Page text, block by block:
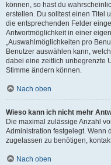
können, so hast du
erstellen. Du solltest einen Titel
die entsprechenden Felder
Antwortmöglichkeit in einer
„Auswahlmöglichkeiten pro
Benutzer auswählen kann,
dabei eine zeitlich unbegrenzte
Stimme ändern können.
Nach oben
Wieso kann ich nicht mehr
Die maximal zulässige Anzahl
Administration festgelegt. Wenn
zugelassen zu benötigen,
Nach oben